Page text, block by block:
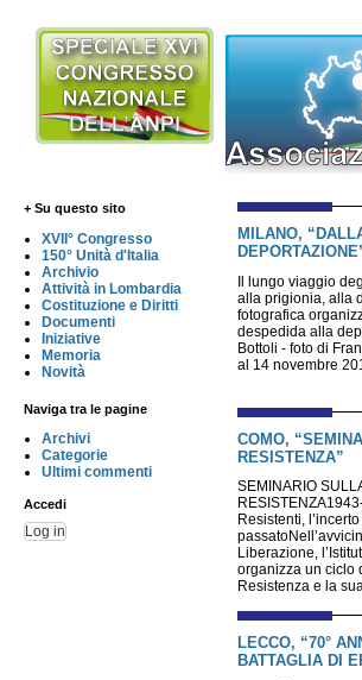
+ Su questo sito
XVII° Congresso
150° Unità d'Italia
Archivio
Attività in Lombardia
Costituzione e Diritti
Documenti
Iniziative
Memoria
Novità
Naviga tra le pagine
Archivi
Categorie
Ultimi commenti
Accedi
Log in
MILANO,
Il lungo viaggio
alla prigionia, alla
fotografica
despedida alla
Bottoli - foto di
al 14 novembre
COMO,
RESISTENZA”
SEMINARIO
Resistenti,
Liberazione,
organizza un ciclo
Resistenza e la
LECCO, “70°
BATTAGLIA DI